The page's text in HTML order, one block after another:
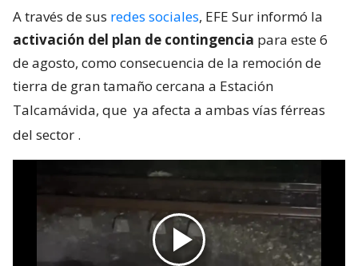
A través de sus redes sociales, EFE Sur informó la
activación del plan de contingencia para este 6
de agosto, como consecuencia de la remoción de
tierra de gran tamaño cercana a Estación
Talcamávida, que ya afecta a ambas vías férreas
del sector .